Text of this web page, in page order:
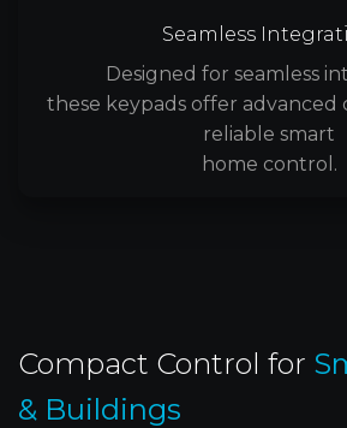
Seamless
Designed for seamless
these keypads offer advanced
reliable smart
home control.
Compact Control for ‍
& Buildings